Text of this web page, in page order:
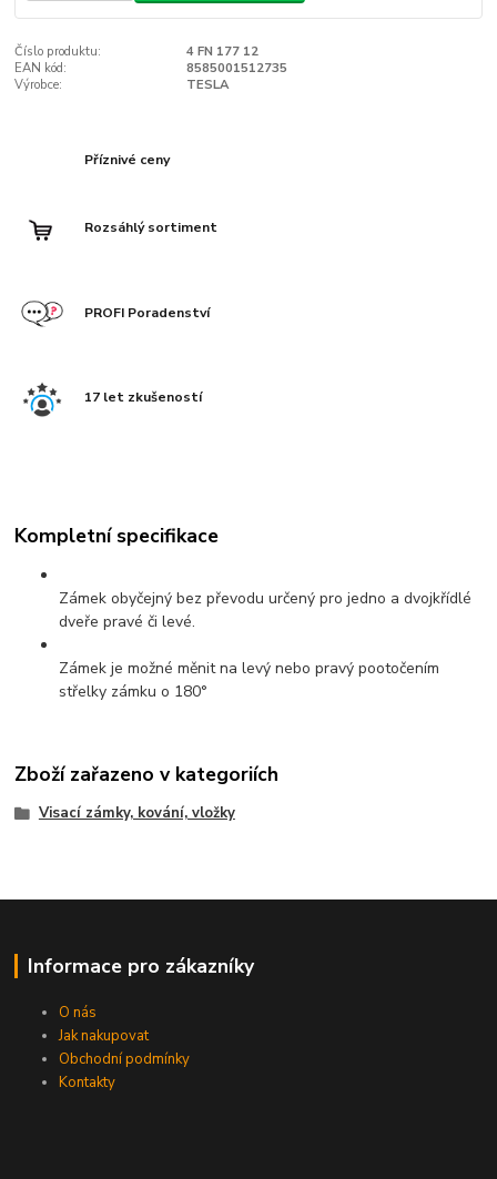
Číslo produktu:
4 FN 177 12
EAN kód:
8585001512735
Výrobce:
TESLA
Příznivé ceny
Rozsáhlý sortiment
PROFI Poradenství
17 let zkušeností
Kompletní specifikace
Zámek obyčejný bez převodu určený pro jedno a dvojkřídlé
dveře pravé či levé.
Zámek je možné měnit na levý nebo pravý pootočením
střelky zámku o 180°
Zboží zařazeno v kategoriích
Visací zámky, kování, vložky
Informace pro zákazníky
O nás
Jak nakupovat
Obchodní podmínky
Kontakty